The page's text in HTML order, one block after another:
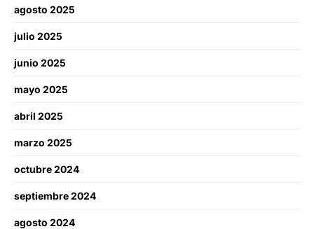
agosto 2025
julio 2025
junio 2025
mayo 2025
abril 2025
marzo 2025
octubre 2024
septiembre 2024
agosto 2024